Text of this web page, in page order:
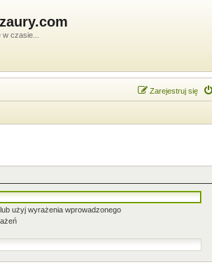
czasie...
Zarejestruj się
użyj wyrażenia wprowadzonego